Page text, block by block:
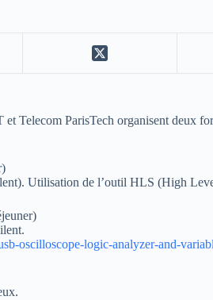
Telecom ParisTech organisent deux
Utilisation de l’outil HLS (High
oscilloscope-logic-analyzer-and-